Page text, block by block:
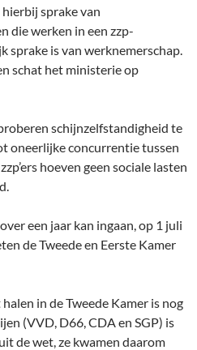
sprake van
die werken in een zzp-
sprake is van werknemerschap.
schat het ministerie op
schijnzelfstandigheid te
oneerlijke concurrentie tussen
hoeven geen sociale lasten
een jaar kan ingaan, op 1 juli
de Tweede en Eerste Kamer
in de Tweede Kamer is nog
(VVD, D66, CDA en SGP) is
de wet, ze kwamen daarom